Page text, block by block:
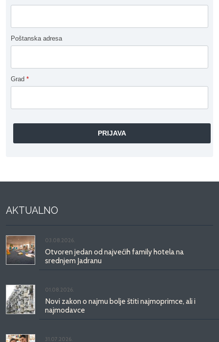
Poštanska adresa
Grad *
AKTUALNO
03.08.2026.
Otvoren jedan od najvećih family hotela na
srednjem Jadranu
01.08.2026.
Novi zakon o najmu bolje štiti najmoprimce, ali i
najmodavce
31.07.2026.